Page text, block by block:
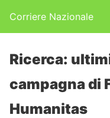
Corriere Nazionale
Ricerca:
campagna di
Humanitas